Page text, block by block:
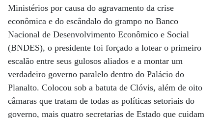
Ministérios por causa do agravamento da crise
econômica e do escândalo do grampo no Banco
Nacional de Desenvolvimento Econômico e Social
(BNDES), o presidente foi forçado a lotear o primeiro
escalão entre seus gulosos aliados e a montar um
verdadeiro governo paralelo dentro do Palácio do
Planalto. Colocou sob a batuta de Clóvis, além de oito
câmaras que tratam de todas as políticas setoriais do
governo, mais quatro secretarias de Estado que cuidam